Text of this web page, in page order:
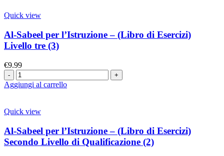
Quick view
Al-Sabeel per l’Istruzione – (Libro di Esercizi)
Livello tre (3)
€9.99
Aggiungi al carrello
Quick view
Al-Sabeel per l’Istruzione – (Libro di Esercizi)
Secondo Livello di Qualificazione (2)